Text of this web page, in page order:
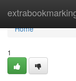
Home
Home
1